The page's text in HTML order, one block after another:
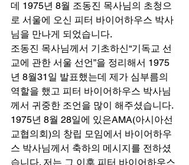
데 1975년 8월 조동진 목사님의 초청으
로 서울에 오신 피터 바이어하우스 박사
님을 만나게 되었습니다.
조동진 목사님께서 기초하신“기독교 선
교에 관한 서울 선언”을 정리해서 1975
년 8월31일 발표했는데 제가 심부름의
역할을 했고 피터 바이어하우스 박사님
께서 귀중한 조언을 많이 해주셨습니다.
1975년 8월 28일에 있은AMA(아시아선
교협의회)의 창립 모임에서 바이어하우
스 박사님께서 축하의 메시지를 전하셨
습니다. 저는 그 이후 피터 바이어하우스